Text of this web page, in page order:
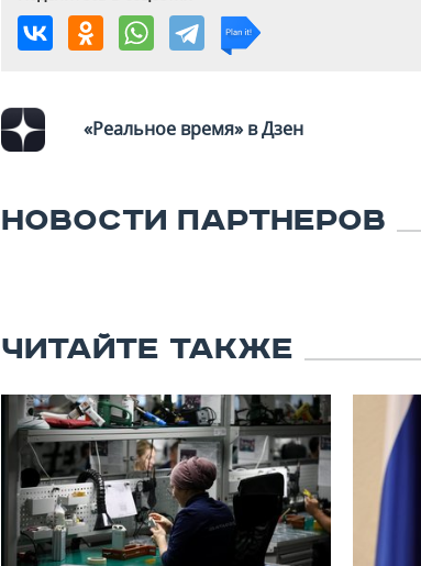
«Реальное время» в Дзен
НОВОСТИ ПАРТНЕРОВ
ЧИТАЙТЕ ТАКЖЕ